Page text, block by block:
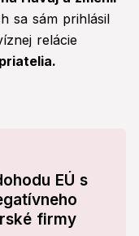
sa sám prihlásil
relácie
EÚ s
firmy